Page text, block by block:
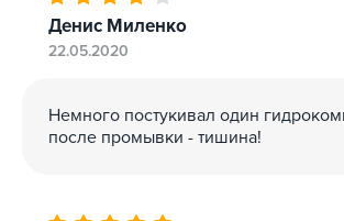
Денис Миленко
22.05.2020
Немного постукивал один
после промывки - тишина!